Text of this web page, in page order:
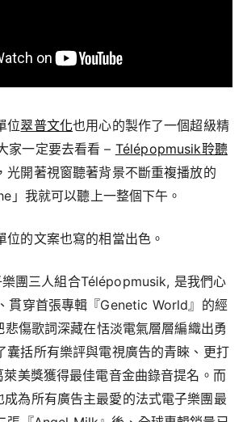
位翠普文化也用心的製作了一個超級精
家一定要去看看 – Télépopmusik聆聽
，光開著視窗聽著背景不斷重複播放的
」我就可以聽上一整個下午。
位的文案也寫的相當出色。
樂團三人組合Télépopmusik, 是我們心
貫穿首張專輯『Genetic World』的經
傷歌詞深藏在恬淡電氣層層編織出勇
囊括所有樂評與電視廣告的青睞、更打
美獎獲得最佳電音金曲錄音提名。而
為所有廣告主最愛的法式電子樂團最